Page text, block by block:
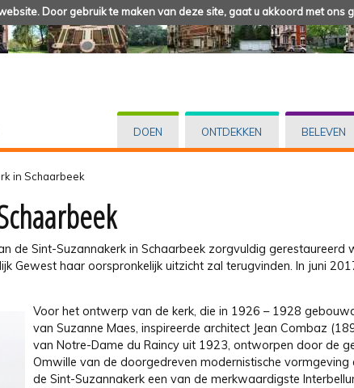
Door gebruik te maken van deze site, gaat u akkoord met ons
DOEN ONTDEKKEN BELEVEN
in Schaarbeek
de Sint-Suzannakerk in Schaarbeek zorgvuldig gerestaureerd
Gewest haar oorspronkelijk uitzicht zal terugvinden. In juni
Voor het ontwerp van de kerk, die in 1926 – 1928
van Suzanne Maes, inspireerde architect Jean Combaz
van Notre-Dame du Raincy uit 1923, ontworpen door de
Omwille van de doorgedreven modernistische vormgeving
de Sint-Suzannakerk een van de merkwaardigste